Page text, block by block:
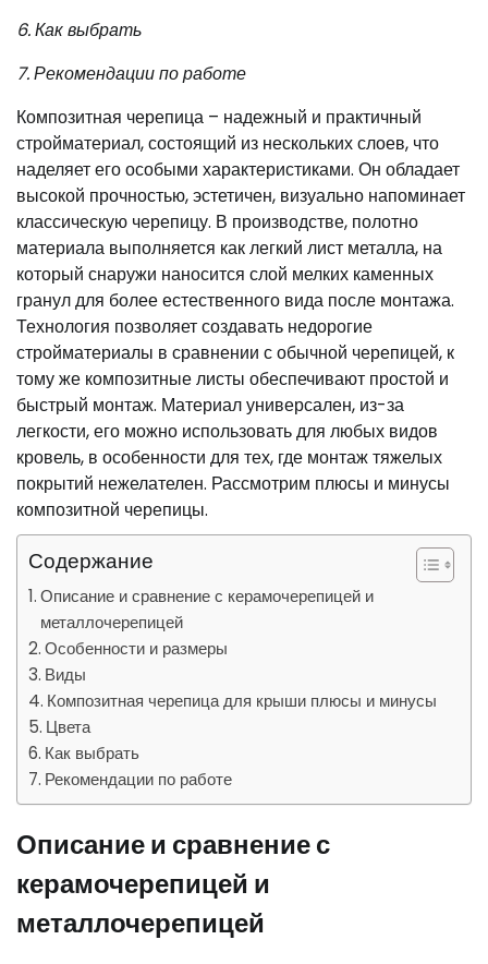
6. Как выбрать
7. Рекомендации по работе
Композитная черепица – надежный и практичный
стройматериал, состоящий из нескольких слоев, что
наделяет его особыми характеристиками. Он обладает
высокой прочностью, эстетичен, визуально напоминает
классическую черепицу. В производстве, полотно
материала выполняется как легкий лист металла, на
который снаружи наносится слой мелких каменных
гранул для более естественного вида после монтажа.
Технология позволяет создавать недорогие
стройматериалы в сравнении с обычной черепицей, к
тому же композитные листы обеспечивают простой и
быстрый монтаж. Материал универсален, из-за
легкости, его можно использовать для любых видов
кровель, в особенности для тех, где монтаж тяжелых
покрытий нежелателен. Рассмотрим плюсы и минусы
композитной черепицы.
Содержание
Описание и сравнение с керамочерепицей и
металлочерепицей
Особенности и размеры
Виды
Композитная черепица для крыши плюсы и минусы
Цвета
Как выбрать
Рекомендации по работе
Описание и сравнение с
керамочерепицей и
металлочерепицей